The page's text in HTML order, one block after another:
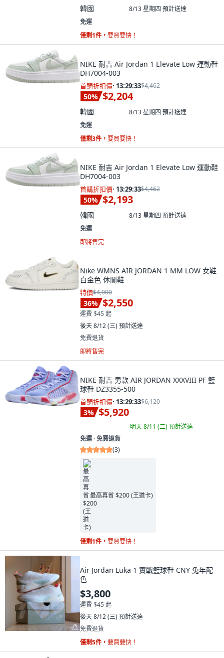
韓國 8/13 星期四 預計送達
免運
僅剩1件， 要買要快！
NIKE 耐吉 Air Jordan 1 Elevate Low 運動鞋
DH7004-003
首購折扣價· 13:29:32$4,462
50% $2,204
韓國 8/13 星期四 預計送達
免運
僅剩3件， 要買要快！
NIKE 耐吉 Air Jordan 1 Elevate Low 運動鞋
DH7004-003
首購折扣價· 13:29:32$4,462
50% $2,193
韓國 8/13 星期四 預計送達
免運
即將售完
Nike WMNS AIR JORDAN 1 MM LOW 女鞋
白金色 休閒鞋
特價$4,000
36% $2,550
運費 $45 起
後天 8/12 (三) 預計送達
免費退貨
即將售完
NIKE 耐吉 男款 AIR JORDAN XXXVIII PF 籃
球鞋 DZ3355-500
首購折扣價· 13:29:32$6,120
3% $5,920
明天 8/11 (二)預計送達
免運 ∙ 免費退貨
(3)
最高再省 $200 (王道卡)
僅剩1件， 要買要快！
Air Jordan Luka 1 實戰籃球鞋 CNY 兔年配
色
$3,800
運費 $45 起
後天 8/12 (三) 預計送達
免費退貨
僅剩5件， 要買要快！